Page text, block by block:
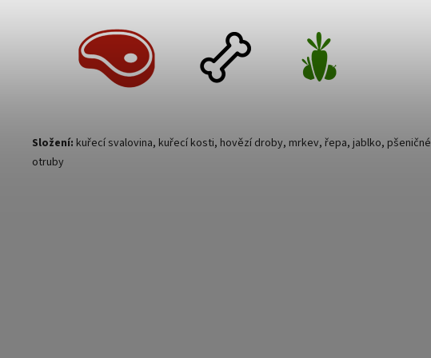
Složení: kuřecí svalovina, kuřecí kosti, hovězí droby, mrkev, řepa, jablko, pšeničné
otruby